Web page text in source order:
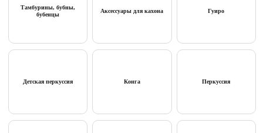
Тамбурины, бубны,
бубенцы
Аксессуары для кахона Гуиро
Детская перкуссия Конга Перкуссия